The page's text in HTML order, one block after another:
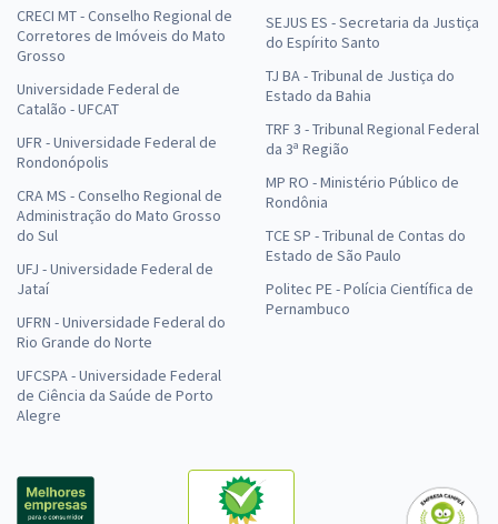
CRECI MT - Conselho Regional de
Corretores de Imóveis do Mato
Grosso
Universidade Federal de
Catalão - UFCAT
UFR - Universidade Federal de
Rondonópolis
CRA MS - Conselho Regional de
Administração do Mato Grosso
do Sul
UFJ - Universidade Federal de
Jataí
UFRN - Universidade Federal do
Rio Grande do Norte
UFCSPA - Universidade Federal
de Ciência da Saúde de Porto
Alegre
SEJUS ES - Secretaria da Justiça
do Espírito Santo
TJ BA - Tribunal de Justiça do
Estado da Bahia
TRF 3 - Tribunal Regional Federal
da 3ª Região
MP RO - Ministério Público de
Rondônia
TCE SP - Tribunal de Contas do
Estado de São Paulo
Politec PE - Polícia Científica de
Pernambuco